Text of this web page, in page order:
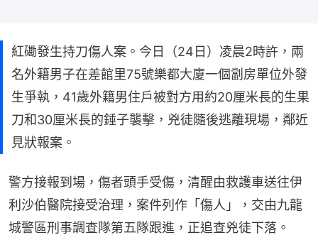
紅磡發生持刀傷人案。今日（24日）凌晨2時許，兩
名外籍男子在差館里75號樂都大廈一個劏房單位外發
生爭執，41歲外籍男住戶被對方用約20厘米長的生果
刀和30厘米長的錘子襲擊，兇徒隨後逃離現場，鄰近
見狀報案。
警方接報到場，傷者頭手受傷，清醒由救護車送往伊
利沙伯醫院接受治理，案件列作「傷人」，交由九龍
城警區刑事調查隊第五隊跟進，正追查兇徒下落。